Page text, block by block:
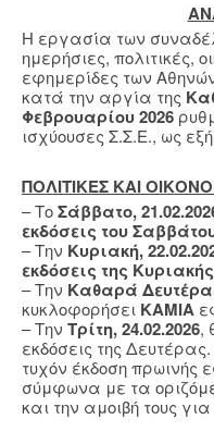
Η εργασία των
ημερήσιες, πολιτικές,
εφημερίδες των
κατά την αργία της
Φεβρουαρίου 2026
ισχύουσες Σ.Σ.Ε., ως
ΠΟΛΙΤΙΚΕΣ ΚΑΙ
– ΤοΣάββατο,
εκδόσεις του
– Την Κυριακή,
εκδόσεις της
– Την Καθαρά Δευτέρα,
κυκλοφορήσει ΚΑΜΙΑ
– Την Τρίτη, 24.02.2026,
εκδόσεις της
τυχόν έκδοση πρωινής
σύμφωνα με τα
και την αμοιβή τους